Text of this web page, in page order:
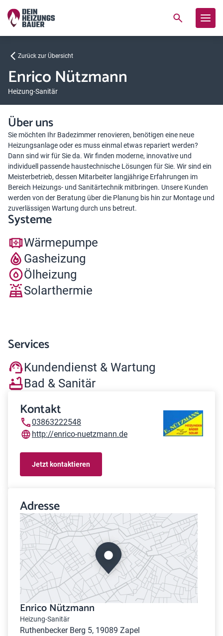
Zurück zur Übersicht
Enrico Nützmann
Heizung-Sanitär
Über uns
Sie möchten Ihr Badezimmer renovieren, benötigen eine neue
Heizungsanlage oder es muss einmal etwas repariert werden?
Dann sind wir für Sie da. Wir finden moderne, innovative und
individuell passende haustechnische Lösungen für Sie. Wir sind ein
Meisterbetrieb, dessen Mitarbeiter langjährige Erfahrungen im
Bereich Heizungs- und Sanitärtechnik mitbringen. Unsere Kunden
werden von der Beratung über die Planung bis hin zur Montage und
zuverlässigen Wartung durch uns betreut.
Systeme
Wärmepumpe
Gasheizung
Ölheizung
Solarthermie
Services
Kundendienst & Wartung
Bad & Sanitär
Kontakt
03863222548
http://enrico-nuetzmann.de
Jetzt kontaktieren
Adresse
Enrico Nützmann
Heizung-Sanitär
Ruthenbecker Berg 5, 19089 Zapel